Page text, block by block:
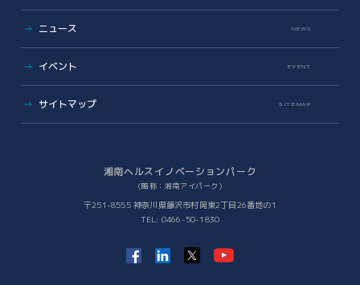
iNexS
リーダーズクラブ
Venture Mentoring Service
Incubation Program
入居者コミュニティ
サイエンスカフェ
有志活動(iPass)
アイパーク公認クラブ
ニュース NEWS
イベント EVENT
サイトマップ SITEMAP
湘南ヘルスイノベーションパーク
（略称：湘南アイパーク）
〒251-8555 神奈川県藤沢市村岡東2丁目26番地の1
TEL: 0466-50-1830